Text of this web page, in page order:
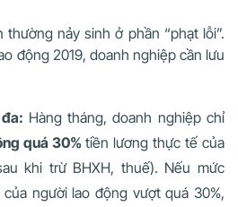
nảy sinh ở phần “phạt lỗi”.
động 2019, doanh nghiệp cần lưu
Hàng tháng, doanh nghiệp chỉ
quá 30%tiền lương thực tế của
khi trừ BHXH, thuế). Nếu mức
người lao động vượt quá 30%,